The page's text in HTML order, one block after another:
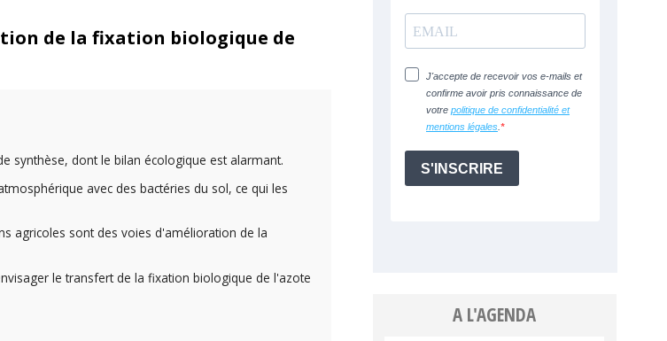
de la fixation biologique de
synthèse, dont le bilan écologique est alarmant.
avec des bactéries du sol, ce qui les
agricoles sont des voies d'amélioration de la
le transfert de la fixation biologique de l'azote
A L'AGENDA